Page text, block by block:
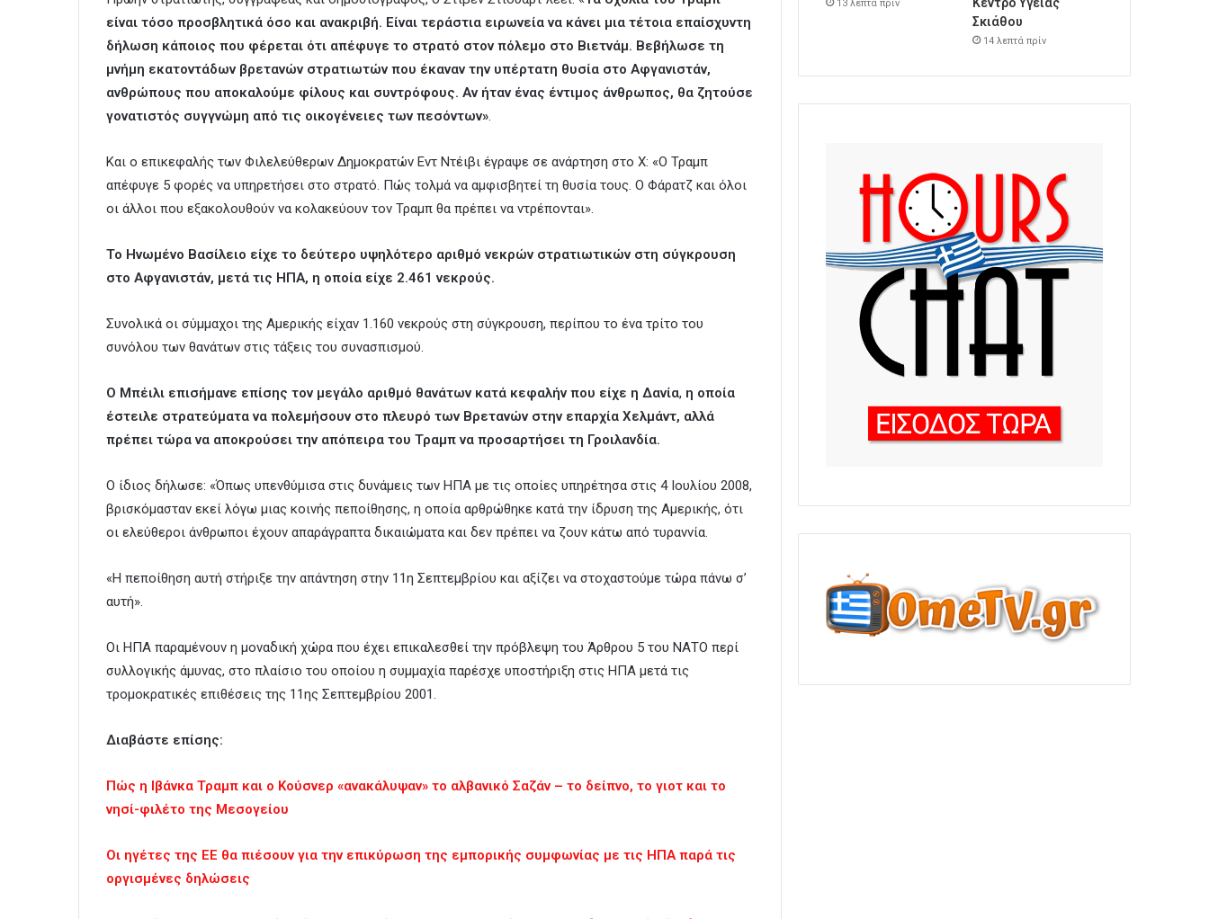
είναι τόσο προσβλητικά όσο και ανακριβή. Είναι τεράστια ειρωνεία να κάνει μια τέτοια επαίσχυντη
δήλωση κάποιος που φέρεται ότι απέφυγε το στρατό στον πόλεμο στο Βιετνάμ. Βεβήλωσε τη
μνήμη εκατοντάδων βρετανών στρατιωτών που έκαναν την υπέρτατη θυσία στο Αφγανιστάν,
ανθρώπους που αποκαλούμε φίλους και συντρόφους. Αν ήταν ένας έντιμος άνθρωπος, θα ζητούσε
γονατιστός συγγνώμη από τις οικογένειες των πεσόντων»
Και ο επικεφαλής των Φιλελεύθερων Δημοκρατών Εντ Ντέιβι έγραψε σε ανάρτηση στο X: «Ο Τραμπ
απέφυγε 5 φορές να υπηρετήσει στο στρατό. Πώς τολμά να αμφισβητεί τη θυσία τους. Ο Φάρατζ και όλοι
οι άλλοι που εξακολουθούν να κολακεύουν τον Τραμπ θα πρέπει να ντρέπονται».
Το Ηνωμένο Βασίλειο είχε το δεύτερο υψηλότερο αριθμό νεκρών στρατιωτικών στη σύγκρουση
στο Αφγανιστάν, μετά τις ΗΠΑ, η οποία είχε 2.461 νεκρούς.
Συνολικά οι σύμμαχοι της Αμερικής είχαν 1.160 νεκρούς στη σύγκρουση, περίπου το ένα τρίτο του
συνόλου των θανάτων στις τάξεις του συνασπισμού.
Ο Μπέιλι επισήμανε επίσης τον μεγάλο αριθμό θανάτων κατά κεφαλήν που είχε η Δανία, η οποία
έστειλε στρατεύματα να πολεμήσουν στο πλευρό των Βρετανών στην επαρχία Χελμάντ, αλλά
πρέπει τώρα να αποκρούσει την απόπειρα του Τραμπ να προσαρτήσει τη Γροιλανδία.
Ο ίδιος δήλωσε: «Όπως υπενθύμισα στις δυνάμεις των ΗΠΑ με τις οποίες υπηρέτησα στις 4 Ιουλίου 2008,
βρισκόμασταν εκεί λόγω μιας κοινής πεποίθησης, η οποία αρθρώθηκε κατά την ίδρυση της Αμερικής, ότι
οι ελεύθεροι άνθρωποι έχουν απαράγραπτα δικαιώματα και δεν πρέπει να ζουν κάτω από τυραννία.
«Η πεποίθηση αυτή στήριξε την απάντηση στην 11η Σεπτεμβρίου και αξίζει να στοχαστούμε τώρα πάνω σ’
αυτή».
Οι ΗΠΑ παραμένουν η μοναδική χώρα που έχει επικαλεσθεί την πρόβλεψη του Άρθρου 5 του ΝΑΤΟ περί
συλλογικής άμυνας, στο πλαίσιο του οποίου η συμμαχία παρέσχε υποστήριξη στις ΗΠΑ μετά τις
τρομοκρατικές επιθέσεις της 11ης Σεπτεμβρίου 2001.
Διαβάστε επίσης:
Πώς η Ιβάνκα Τραμπ και ο Κούσνερ «ανακάλυψαν» το αλβανικό Σαζάν – το δείπνο, το γιοτ και το
νησί-φιλέτο της Μεσογείου
Οι ηγέτες της ΕΕ θα πιέσουν για την επικύρωση της εμπορικής συμφωνίας με τις ΗΠΑ παρά τις
οργισμένες δηλώσεις
13 λεπτά πρίν
Κέντρο Υγείας
Σκιάθου
14 λεπτά πρίν